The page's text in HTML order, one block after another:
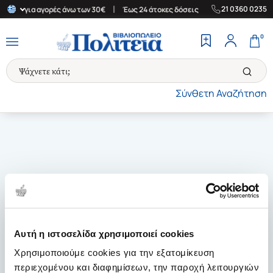
Αυτή η ιστοσελίδα χρησιμοποιεί cookies
Χρησιμοποιούμε cookies για την εξατομίκευση
περιεχομένου και διαφημίσεων, την παροχή λειτουργιών
για αγορές άνω των 30€ Έως 24 άτοκες δόσεις | Δωρεάν
21 0360 0235
Σύνθετη Αναζήτηση
0